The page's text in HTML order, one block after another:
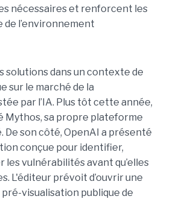
nécessaires et renforcent les
de l’environnement
solutions dans un contexte de
sur le marché de la
par l’IA. Plus tôt cette année,
Mythos, sa propre plateforme
De son côté, OpenAI a présenté
conçue pour identifier,
vulnérabilités avant qu’elles
L'éditeur prévoit d’ouvrir une
visualisation publique de